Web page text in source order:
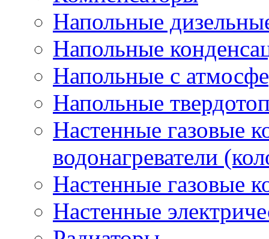
Напольные
Напольные
Напольные с
Напольные
Настенные газовые
водонагреватели
Настенные газовые
Настенные